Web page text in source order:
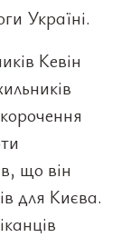
Україні.
Кевін
що він
для Києва.